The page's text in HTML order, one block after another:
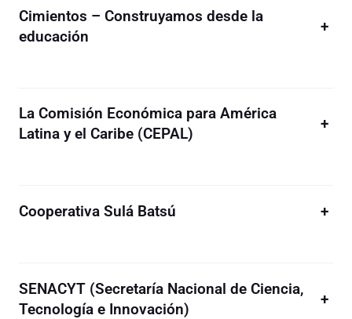
Cimientos – Construyamos desde la
educación
+
La Comisión Económica para América
Latina y el Caribe (CEPAL)
+
Cooperativa Sulá Batsú +
SENACYT (Secretaría Nacional de Ciencia,
Tecnología e Innovación)
+